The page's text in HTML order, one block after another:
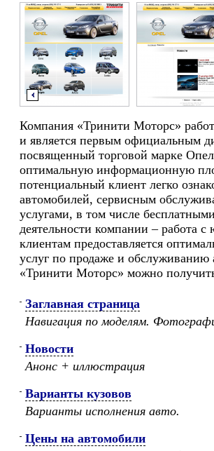
Компания «Тринити Моторс»
и является первым официальным
посвященный торговой марке
оптимальную информационную
потенциальный клиент легко
автомобилей, сервисным
услугами, в том числе
деятельности компании – работа
клиентам предоставляется
услуг по продаже и
«Тринити Моторс» можно
Заглавная страница
Навигация по моделям.
Новости
Анонс + иллюстрация
Варианты кузовов
Варианты исполнения авто.
Цены на автомобили